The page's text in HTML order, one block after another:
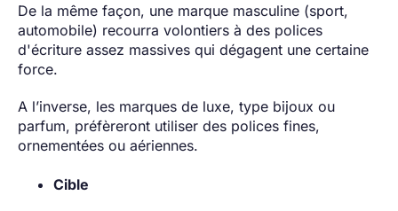
De la même façon, une marque masculine (sport,
automobile) recourra volontiers à des polices
d'écriture assez massives qui dégagent une certaine
force.
A l’inverse, les marques de luxe, type bijoux ou
parfum, préfèreront utiliser des polices fines,
ornementées ou aériennes.
Cible